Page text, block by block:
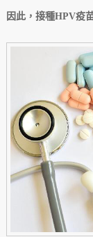
因此，接種HPV疫